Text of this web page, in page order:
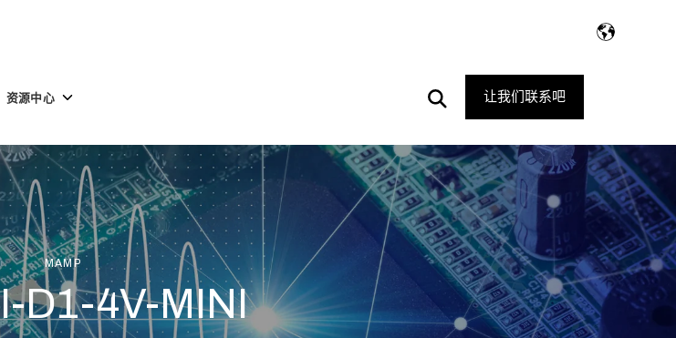
资源中心 Toggle
源
中
心
Open
Search
让我们联系吧
MAMP
D1-4V-MINI